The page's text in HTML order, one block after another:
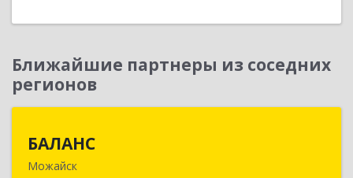
Ближайшие партнеры из соседних
регионов
БАЛАНС
Можайск143200, Московская обл, Можайский р-н,